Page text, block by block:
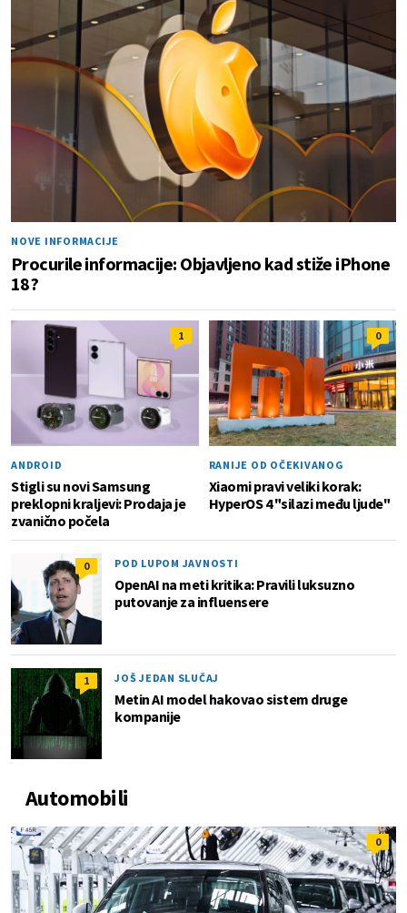
NOVE INFORMACIJE
Procurile informacije: Objavljeno kad stiže iPhone
18?
1
ANDROID
Stigli su novi Samsung
preklopni kraljevi: Prodaja je
zvanično počela
0
RANIJE OD OČEKIVANOG
Xiaomi pravi veliki korak:
HyperOS 4 "silazi među ljude"
0 POD LUPOM JAVNOSTI
OpenAI na meti kritika: Pravili luksuzno
putovanje za influensere
1 JOŠ JEDAN SLUČAJ
Metin AI model hakovao sistem druge
kompanije
Automobili
0